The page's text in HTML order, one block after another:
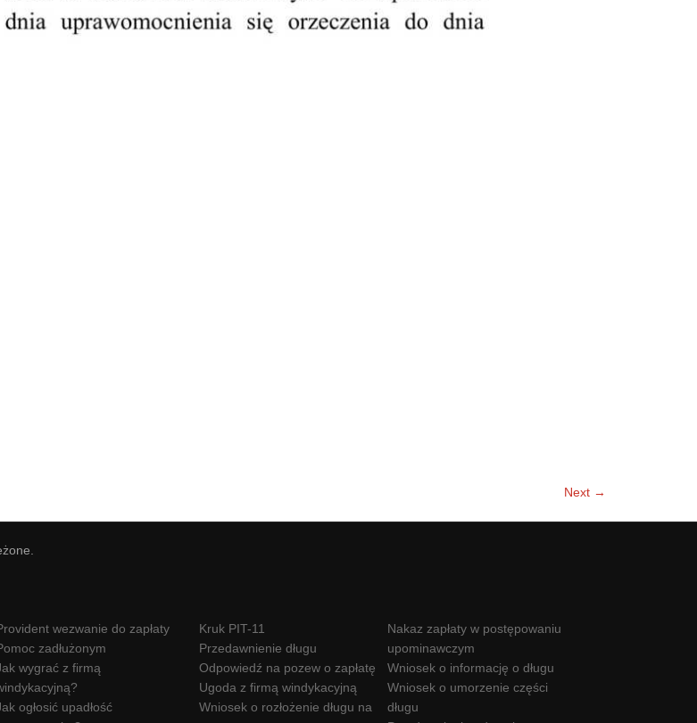
Next →
wezwanie do zapłaty
zadłużonym
wygrać z firmą
ogłosić upadłość
Kruk PIT-11
Przedawnienie długu
Odpowiedź na pozew o zapłatę
Ugoda z firmą windykacyjną
Wniosek o rozłożenie długu na
Nakaz zapłaty w postępowaniu
upominawczym
Wniosek o informację o długu
Wniosek o umorzenie części
długu